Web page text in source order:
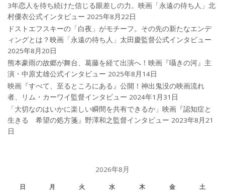
3年恋人を待ち続けた信じる眼差しの力。映画「永遠の待ち人」北
村優衣公式インタビュー 2025年8月22日
ドストエフスキーの「白夜」がモチーフ。その先の新たなエンデ
ィングとは？映画「永遠の待ち人」太田慶監督公式インタビュー
2025年8月20日
熊本豪雨の故郷が舞台、葛藤を経て出演へ！映画『囁きの河』主
演・中原丈雄公式インタビュー 2025年8月14日
映画『すべて、至るところにある』公開！神出鬼没の映画流れ
者、リム・カーワイ監督インタビュー 2024年1月31日
「大切なのはいかに楽しい瞬間を共有できるか」映画『認知症と
生きる 希望の処方箋』野澤和之監督インタビュー 2023年8月21
日
2026年8月
日 月 火 水 木 金
土